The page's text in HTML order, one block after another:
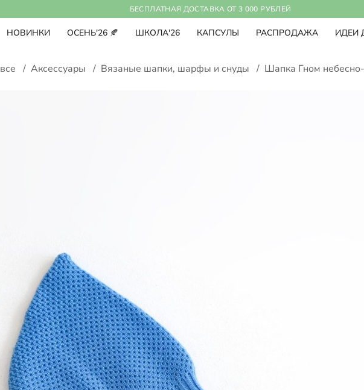
БЕСПЛАТНАЯ ДОСТАВКА ОТ 3 000 РУБЛЕЙ
НОВИНКИ ОСЕНЬ'26 🍂 ШКОЛА'26 КАПСУЛЫ РАСПРОДАЖА ИДЕИ
/ Аксессуары / Вязаные шапки, шарфы и снуды / Шапка Гном